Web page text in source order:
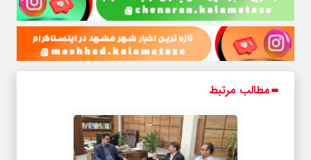
مطالب مرتبط